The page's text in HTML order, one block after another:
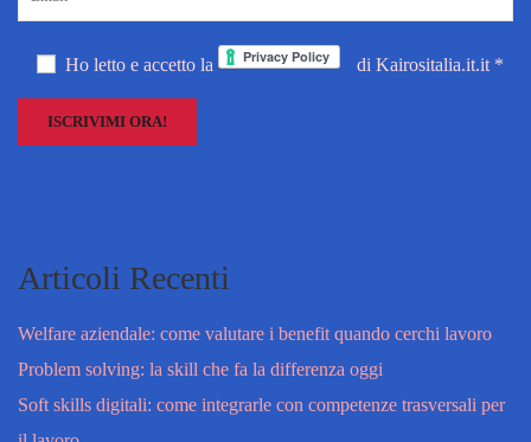
Ho letto e accetto la di Kairositalia.it.it *
Articoli Recenti
Welfare aziendale: come valutare i benefit quando cerchi lavoro
Problem solving: la skill che fa la differenza oggi
Soft skills digitali: come integrarle con competenze trasversali per